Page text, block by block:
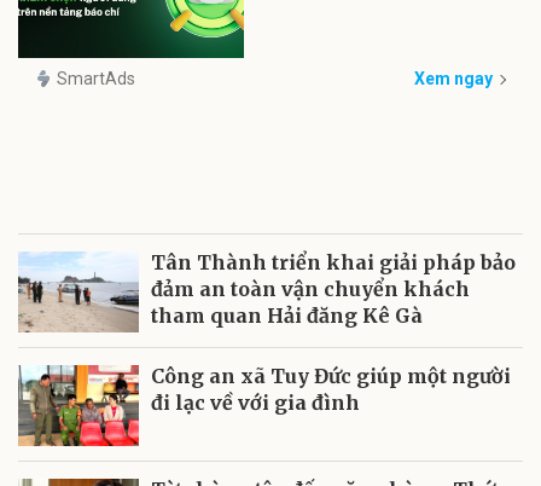
SmartAds Xem ngay
Tân Thành triển khai giải pháp bảo
đảm an toàn vận chuyển khách
tham quan Hải đăng Kê Gà
Công an xã Tuy Đức giúp một người
đi lạc về với gia đình